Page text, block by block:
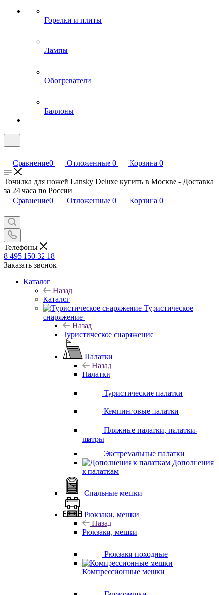
Горелки и плиты
Лампы
Обогреватели
Баллоны
Сравнение0 Отложенные 0 Корзина 0
Точилка для ножей Lansky Deluxe купить в Москве - Доставка
за 24 часа по России
Сравнение0 Отложенные 0 Корзина 0
Телефоны
8 495 150 32 18
Заказать звонок
Каталог
Назад
Каталог
Туристическое
снаряжение
Назад
Туристическое снаряжение
Палатки
Назад
Палатки
Туристические палатки
Кемпинговые палатки
Пляжные палатки, палатки-
шатры
Экстремальные палатки
Дополнения
к палаткам
Спальные мешки
Рюкзаки, мешки
Назад
Рюкзаки, мешки
Рюкзаки походные
Компрессионные мешки